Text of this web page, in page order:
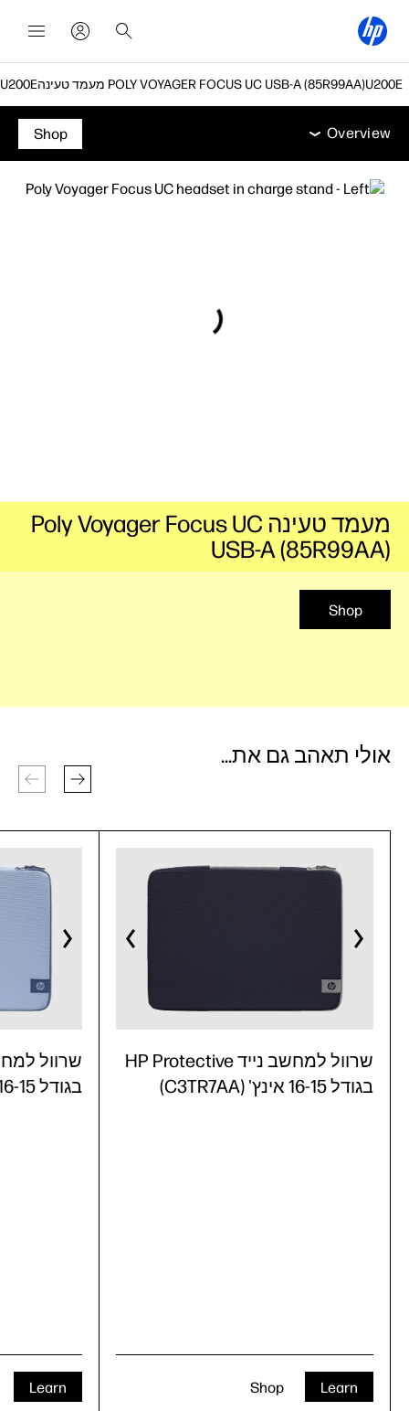
מעמד טעינה POLY VOYAGER FOCUS UC USB-A (85R99AA)
Overview
תמיכה
Overview
Overview
Shop
Shop
מעמד טעינה Poly Voyager Focus UC
USB-A (85R99AA)
אולי תאהב גם את...
בגודל 16-15 אינץ' (C3TR6AA)
Learn
שרוול למחשב נייד HP Protective
בגודל 16-15 אינץ' (C3TR7AA)
Learn
Shop